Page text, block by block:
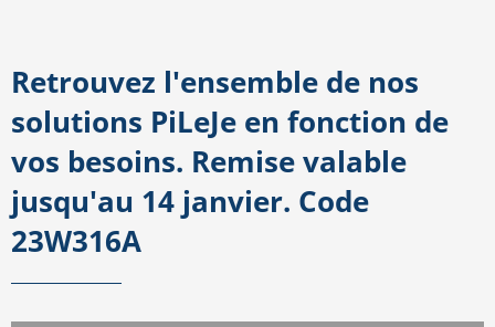
Retrouvez l'ensemble de nos
solutions PiLeJe en fonction de
vos besoins. Remise valable
jusqu'au 14 janvier. Code
23W316A